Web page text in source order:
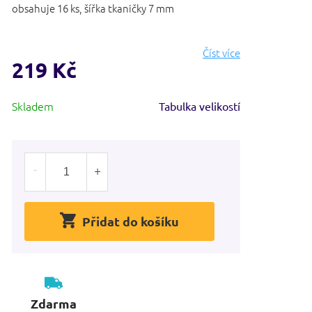
obsahuje 16 ks, šířka tkaničky 7 mm
Číst více
219 Kč
cena:
Skladem Tabulka velikostí
Přidat do košíku
Zdarma